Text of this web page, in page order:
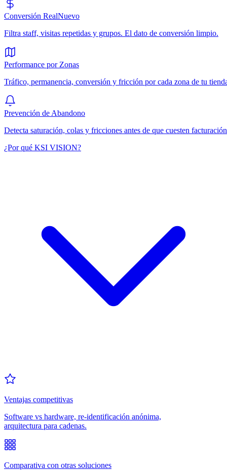
Conversión RealNuevo
Filtra staff, visitas repetidas y grupos. El dato de conversión limpio.
Performance por Zonas
Tráfico, permanencia, conversión y fricción por cada zona de tu
Prevención de Abandono
Detecta saturación, colas y fricciones antes de que cuesten
¿Por qué KSI VISION?
Ventajas competitivas
Software vs hardware, re-identificación anónima,
arquitectura para cadenas.
Comparativa con otras soluciones